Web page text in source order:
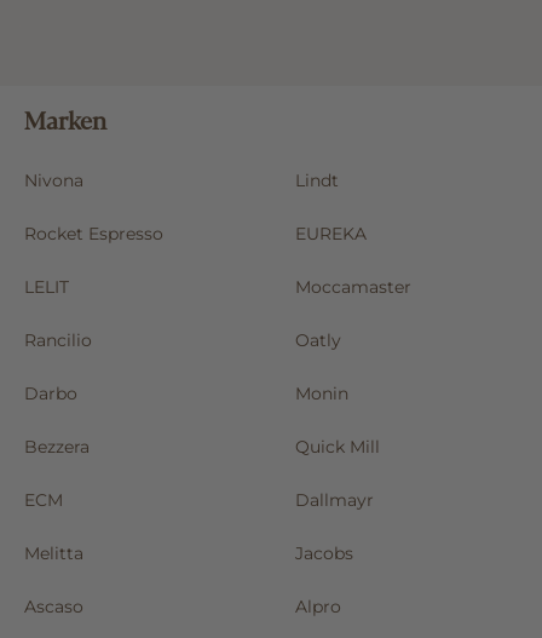
Marken
Nivona Lindt
Rocket Espresso EUREKA
LELIT Moccamaster
Rancilio Oatly
Darbo Monin
Bezzera Quick Mill
ECM Dallmayr
Melitta Jacobs
Ascaso Alpro